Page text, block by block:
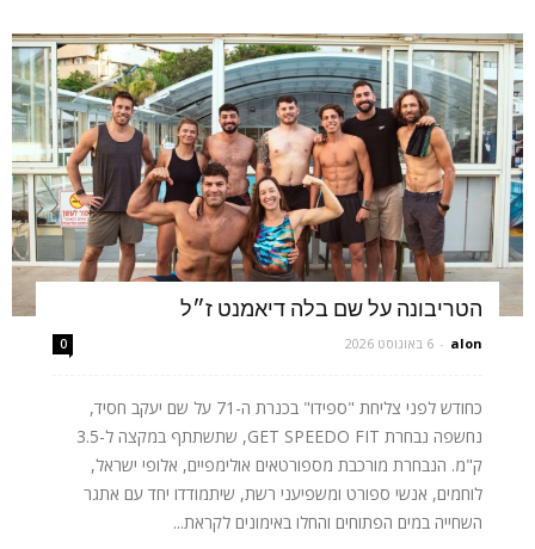
הטריבונה על שם בלה דיאמנט ז״ל
alon
- 6 באוגוסט 2026 0
כחודש לפני צליחת "ספידו" בכנרת ה-71 על שם יעקב חסיד,
נחשפה נבחרת GET SPEEDO FIT, שתשתתף במקצה ל-3.5
ק"מ. הנבחרת מורכבת מספורטאים אולימפיים, אלופי ישראל,
לוחמים, אנשי ספורט ומשפיעני רשת, שיתמודדו יחד עם אתגר
השחייה במים הפתוחים והחלו באימונים לקראת...